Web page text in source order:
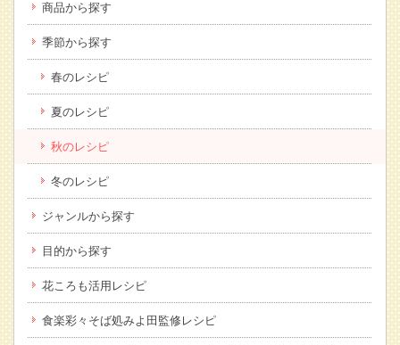
商品から探す
季節から探す
春のレシピ
夏のレシピ
秋のレシピ
冬のレシピ
ジャンルから探す
目的から探す
花ころも活用レシピ
食楽彩々そば処みよ田監修レシピ